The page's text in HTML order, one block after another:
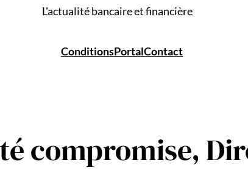
L'actualité bancaire et financière
ConditionsPortalContact
compromise,